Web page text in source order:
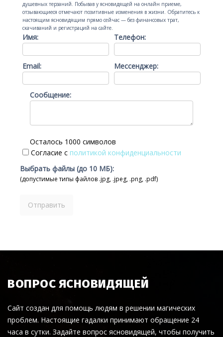
душевных терзаний. Побывав у ясновидящей на онлайн приеме,
отзывающиеся отмечают позитивные изменения в жизни. Обратитесь к
настоящим ясновидящим прямо сейчас — без финансовых трат,
скачиваний и регистраций на сайте.
Имя: Телефон:
Email: Мессенджер:
Сообщение:
Осталось 1000 символов
Согласие с политикой конфиденциальности
Выбрать файлы (до 10 МБ):
(допустимые типы файлов .jpg, .jpeg, .png, .pdf)
ВОПРОС ЯСНОВИДЯЩЕЙ
Сайт создан для помощь людям в решении магических
проблем. Настоящие гадалки принимают обращение 24
часа в сутки. Задайте вопрос ясновидящей, чтобы получить